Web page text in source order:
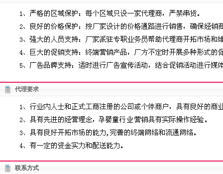
代理要求
联系方式